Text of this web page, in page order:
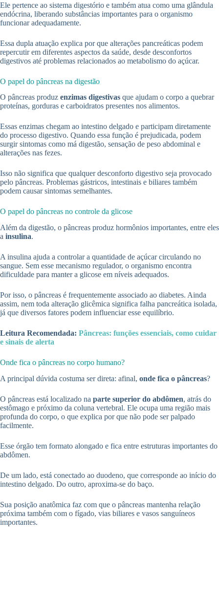
Ele pertence ao sistema digestório e também atua como uma glândula
endócrina, liberando substâncias importantes para o organismo
funcionar adequadamente.
Essa dupla atuação explica por que alterações pancreáticas podem
repercutir em diferentes aspectos da saúde, desde desconfortos
digestivos até problemas relacionados ao metabolismo do açúcar.
O papel do pâncreas na digestão
O pâncreas produz enzimas digestivas que ajudam o corpo a quebrar
proteínas, gorduras e carboidratos presentes nos alimentos.
Essas enzimas chegam ao intestino delgado e participam diretamente
do processo digestivo. Quando essa função é prejudicada, podem
surgir sintomas como má digestão, sensação de peso abdominal e
alterações nas fezes.
Isso não significa que qualquer desconforto digestivo seja provocado
pelo pâncreas. Problemas gástricos, intestinais e biliares também
podem causar sintomas semelhantes.
O papel do pâncreas no controle da glicose
Além da digestão, o pâncreas produz hormônios importantes, entre eles
a insulina.
A insulina ajuda a controlar a quantidade de açúcar circulando no
sangue. Sem esse mecanismo regulador, o organismo encontra
dificuldade para manter a glicose em níveis adequados.
Por isso, o pâncreas é frequentemente associado ao diabetes. Ainda
assim, nem toda alteração glicêmica significa falha pancreática isolada,
já que diversos fatores podem influenciar esse equilíbrio.
Leitura Recomendada: Pâncreas: funções essenciais, como cuidar
e sinais de alerta
Onde fica o pâncreas no corpo humano?
A principal dúvida costuma ser direta: afinal, onde fica o pâncreas?
O pâncreas está localizado na parte superior do abdômen, atrás do
estômago e próximo da coluna vertebral. Ele ocupa uma região mais
profunda do corpo, o que explica por que não pode ser palpado
facilmente.
Esse órgão tem formato alongado e fica entre estruturas importantes do
abdômen.
De um lado, está conectado ao duodeno, que corresponde ao início do
intestino delgado. Do outro, aproxima-se do baço.
Sua posição anatômica faz com que o pâncreas mantenha relação
próxima também com o fígado, vias biliares e vasos sanguíneos
importantes.